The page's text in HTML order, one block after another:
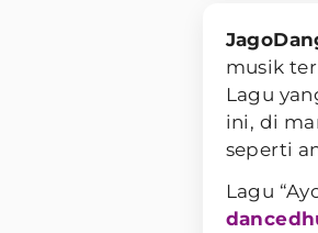
musik
Lagu
ini, di
seperti
Lagu